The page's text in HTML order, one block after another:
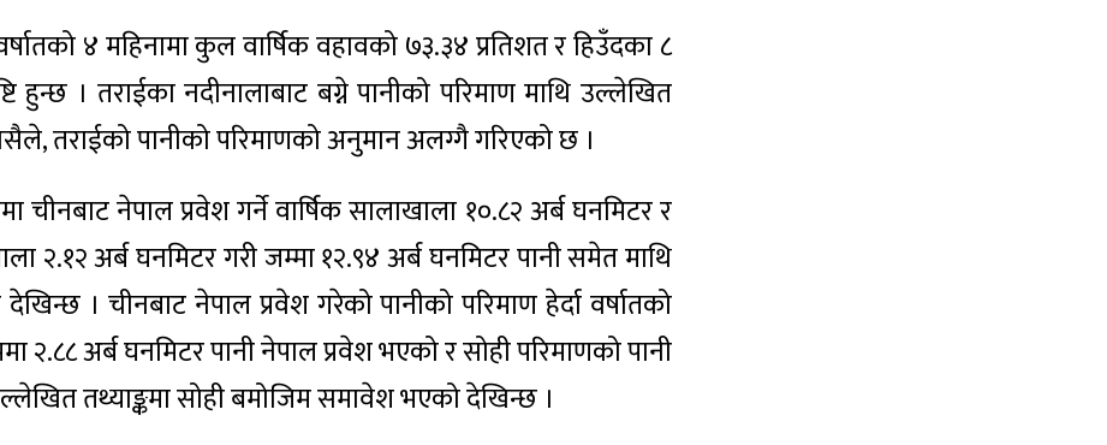
४ महिनामा कुल वार्षिक वहावको ७३.३४ प्रतिशत र हिउँदका ८
हुन्छ । तराईका नदीनालाबाट बग्ने पानीको परिमाण माथि उल्लेखित
तराईको पानीको परिमाणको अनुमान अलग्गै गरिएको छ ।
चीनबाट नेपाल प्रवेश गर्ने वार्षिक सालाखाला १०.८२ अर्ब घनमिटर र
२.१२ अर्ब घनमिटर गरी जम्मा १२.९४ अर्ब घनमिटर पानी समेत माथि
। चीनबाट नेपाल प्रवेश गरेको पानीको परिमाण हेर्दा वर्षातको
२.८८ अर्ब घनमिटर पानी नेपाल प्रवेश भएको र सोही परिमाणको पानी
तथ्याङ्कमा सोही बमोजिम समावेश भएको देखिन्छ ।